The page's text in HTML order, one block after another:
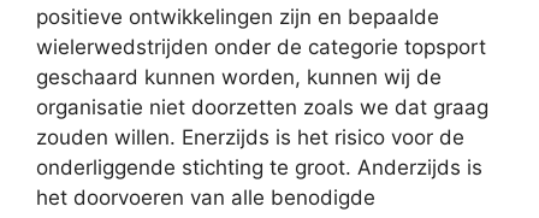
positieve ontwikkelingen zijn en bepaalde
wielerwedstrijden onder de categorie topsport
geschaard kunnen worden, kunnen wij de
organisatie niet doorzetten zoals we dat graag
zouden willen. Enerzijds is het risico voor de
onderliggende stichting te groot. Anderzijds is
het doorvoeren van alle benodigde